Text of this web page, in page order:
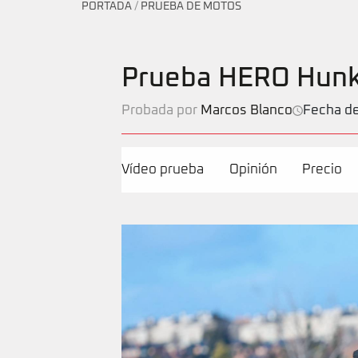
PORTADA / PRUEBA DE MOTOS
Prueba HERO
Probada por Marcos Blanco Fecha
Vídeo prueba Opinión Precio